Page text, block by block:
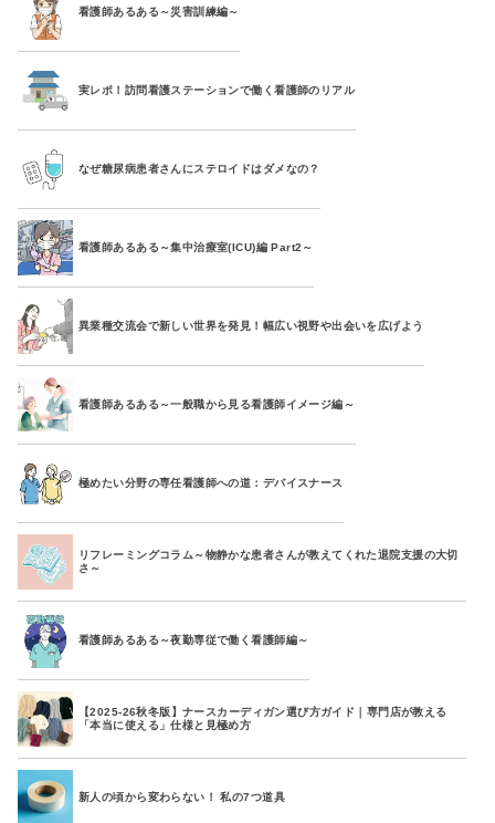
看護師あるある～災害訓練編～
実レポ！訪問看護ステーションで働く看護師のリアル
なぜ糖尿病患者さんにステロイドはダメなの？
看護師あるある～集中治療室(ICU)編 Part2～
異業種交流会で新しい世界を発見！幅広い視野や出会いを広げよう
看護師あるある～一般職から見る看護師イメージ編～
極めたい分野の専任看護師への道：デバイスナース
リフレーミングコラム～物静かな患者さんが教えてくれた退院支援の大切
さ～
看護師あるある～夜勤専従で働く看護師編～
【2025-26秋冬版】ナースカーディガン選び方ガイド｜専門店が教える
「本当に使える」仕様と見極め方
新人の頃から変わらない！ 私の7つ道具